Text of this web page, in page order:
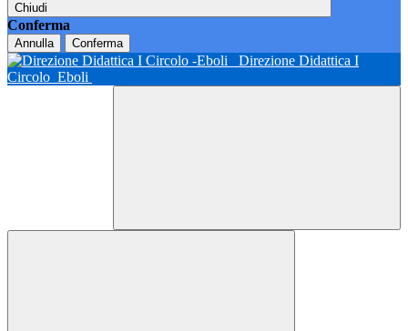
Chiudi
Conferma
Annulla Conferma
Direzione Didattica I
Circolo Eboli